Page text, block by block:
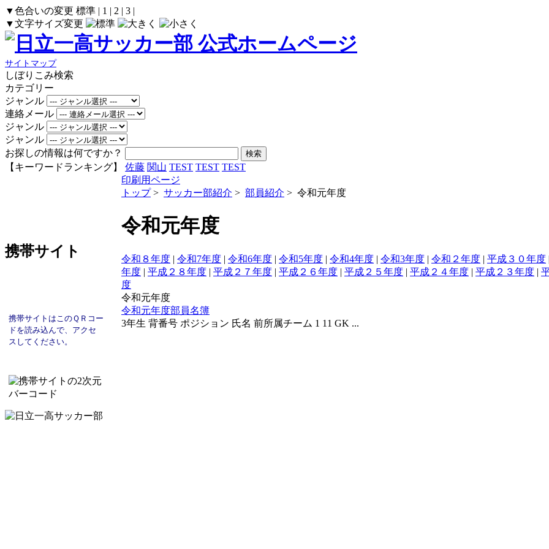
▼色合いの変更 標準 | 1 | 2 | 3 |
▼文字サイズ変更
サイトマップ
しぼりこみ検索
カテゴリー
ジャンル
連絡メール
ジャンル
ジャンル
お探しの情報は何ですか？
【キーワードランキング】
佐藤 関山 TEST TEST TEST
携帯サイト
携帯サイトはこのＱＲコー
ドを読み込んで、 アクセ
スしてください。
印刷用ページ
トップ> サッカー部紹介 > 部員紹介 > 令和元年度
令和元年度
令和８年度 | 令和7年度 | 令和6年度 | 令和5年度 | 令和4年度 | 令和3年度 | 令和２年度 | 平成３０年度
年度 | 平成２８年度 | 平成２７年度 | 平成２６年度 | 平成２５年度 | 平成２４年度 | 平成２３年度 |
度
令和元年度
令和元年度部員名簿
3年生 背番号 ポジション 氏名 前所属チーム 1 11 GK ...